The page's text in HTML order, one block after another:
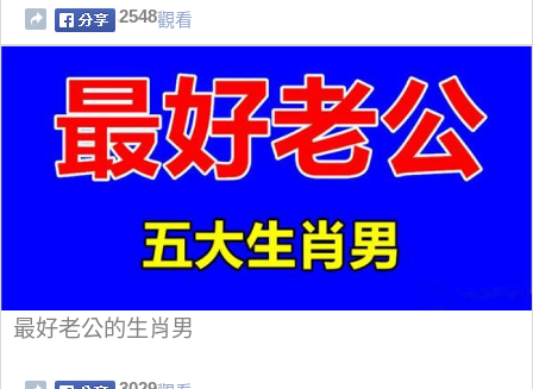
2548觀看
最好老公的生肖男